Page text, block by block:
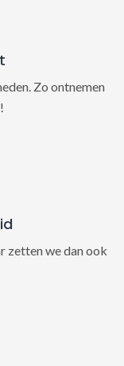
Zo ontnemen
zetten we dan ook